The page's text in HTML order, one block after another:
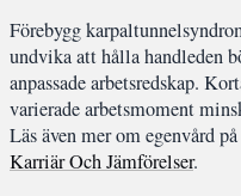
Förebygg
undvika att hålla handleden
anpassade arbetsredskap.
varierade arbetsmoment
Läs även mer om egenvård på
Karriär Och Jämförelser.